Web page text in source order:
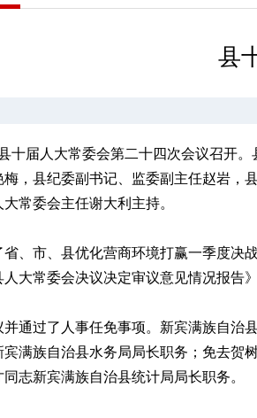
县
十届人大常委会第二十四次会议召开
，县纪委副书记、监委副主任赵岩，
常委会主任谢大利主持。
省、市、县优化营商环境打赢一季度决
人大常委会决议决定审议意见情况报告
并通过了人事任免事项。新宾满族自治
满族自治县水务局局长职务；免去贺
志新宾满族自治县统计局局长职务。